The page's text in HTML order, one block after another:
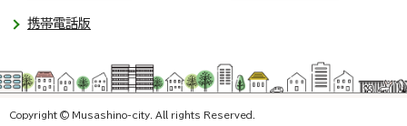
携帯電話版
Copyright © Musashino-city. All rights Reserved.